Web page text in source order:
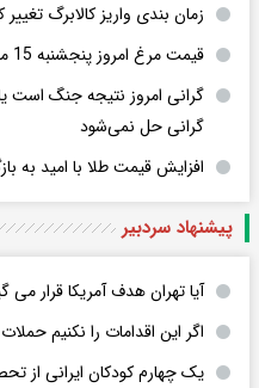
زمان بندی واریز کالابرگ تغییر
قیمت مرغ امروز پنجشنبه 15 مرداد 1405
گرانی امروز نتیجه جنگ است
گرانی حل نمی‌شود
افزایش قیمت طلا با امید به
پیشنهاد سردبیر
آیا تهران هدف آمریکا قرار می
اگر این اقدامات را نکنیم
یک چهارم کودکان ایرانی از